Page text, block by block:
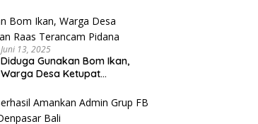
Juni 13, 2025
Diduga Gunakan Bom Ikan,
Warga Desa Ketupat
Pidana